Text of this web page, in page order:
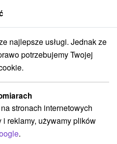
a turistické chodníky w Tatrach
w
(1)
najlepsze usługi. Jednak ze
potrzebujemy Twojej
stronach internetowych
reklamy, używamy plików
.